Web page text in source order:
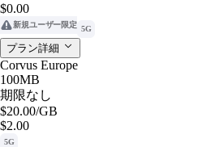
$0.00
新規ユーザー限定 5G
プラン詳細
Corvus Europe
100MB
期限なし
$20.00/GB
$2.00
5G